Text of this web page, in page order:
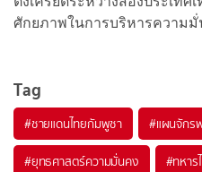
ศักยภาพในการบริหารความ
Tag
#ชายแดนไทยกัมพูชา #แผนจักร
#ยุทธศาสตร์ความมั่นคง #ทหาร